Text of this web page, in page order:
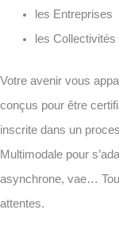
les Entreprises
les Collectivités
Votre avenir vous
conçus pour être
inscrite dans un
Multimodale pour
asynchrone, vae…
attentes.